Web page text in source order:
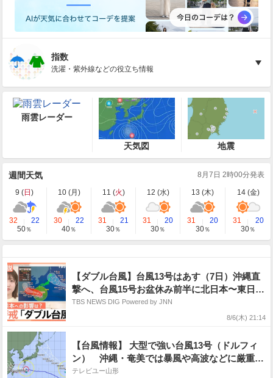
指数
洗濯・紫外線などの役立ち情報
雨雲レーダー
天気図 地震
週間天気 8月7日 2時00分発表
9 (日 ) 10 (月 ) 11 (火) 12 (水) 13 (木) 14 (金)
32
22
50％
30
22
40％
31
21
30％
31
20
30％
31
20
30％
31
20
30％
【ダブル台風】台風13号はあす（7日）沖縄直
撃へ、台風15号お盆休み前半に北日本〜東日本
に接近するおそれ【Nスタ解説】
TBS NEWS DIG Powered by JNN
8/6(木) 21:14
【台風情報】 大型で強い台風13号（ドルフィ
ン） 沖縄・奄美では暴風や高波などに厳重に
警戒 最大瞬間風速60 m/s 台風15号の今後は
テレビユー山形